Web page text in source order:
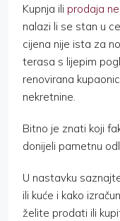
Kupnja ili prodaja
nalazi li se stan u
cijena nije ista za
terasa s lijepim
renovirana
nekretnine.
Bitno je znati koji
donijeli pametnu
U nastavku
ili kuće i kako
želite prodati ili